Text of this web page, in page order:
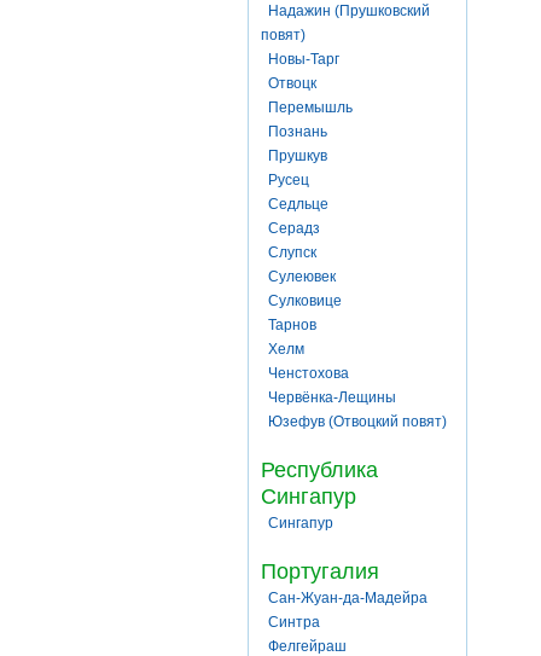
Надажин (Прушковский
повят)
Новы-Тарг
Отвоцк
Перемышль
Познань
Прушкув
Русец
Седльце
Серадз
Слупск
Сулеювек
Сулковице
Тарнов
Хелм
Ченстохова
Червёнка-Лещины
Юзефув (Отвоцкий повят)
Республика
Сингапур
Сингапур
Португалия
Сан-Жуан-да-Мадейра
Синтра
Фелгейраш